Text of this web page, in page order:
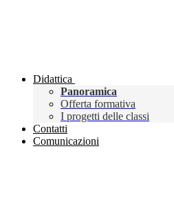
Didattica
Panoramica
Offerta formativa
I progetti delle classi
Contatti
Comunicazioni